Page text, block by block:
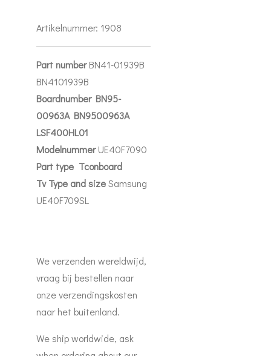
Artikelnummer: 1908
Part numberBN41-01939B
BN4101939B
Boardnumber BN95-
00963A BN9500963A
LSF400HL01
ModelnummerUE40F7090
Part type Tconboard
Tv Type and sizeSamsung
UE40F709SL
We verzenden wereldwijd,
vraag bij bestellen naar
onze verzendingskosten
naar het buitenland.
We ship worldwide, ask